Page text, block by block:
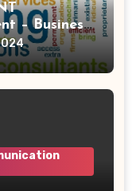
– Business